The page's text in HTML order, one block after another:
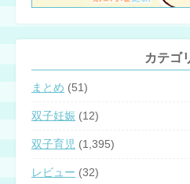
カテゴ
まとめ (51)
双子妊娠 (12)
双子育児 (1,395)
レビュー (32)